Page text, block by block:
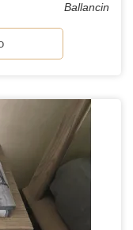
Ballancin